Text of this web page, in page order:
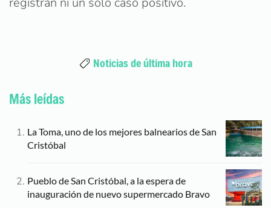
Noticias de última hora
Más leídas
La Toma, uno de los mejores balnearios de San
Cristóbal
Pueblo de San Cristóbal, a la espera de
inauguración de nuevo supermercado Bravo